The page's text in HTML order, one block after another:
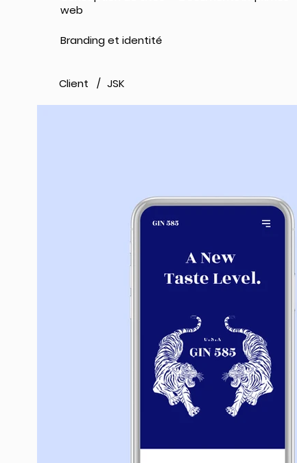
web
Branding et identité
Client / JSK